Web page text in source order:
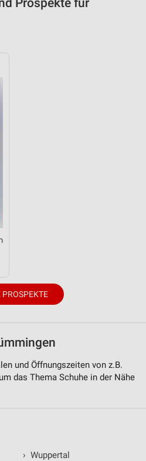
Prospekte für
PROSPEKTE
und Öffnungszeiten von z.B.
das Thema Schuhe in der Nähe
› Wuppertal